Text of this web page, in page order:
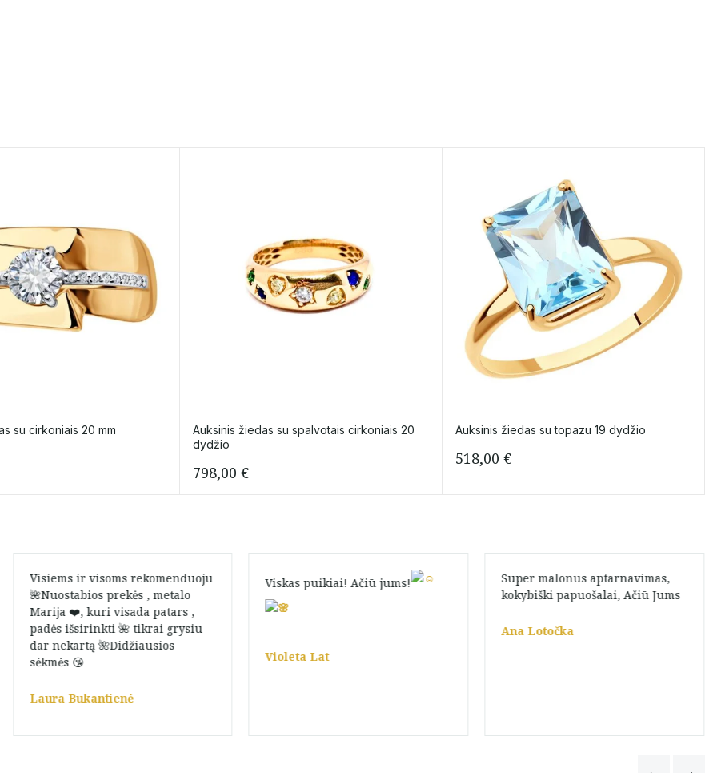
su cirkoniais 20 mm
Auksinis žiedas su spalvotais cirkoniais 20
dydžio
798,00 €
Auksinis žiedas su topazu 19 dydžio
518,00 €
Visiems ir visoms rekomenduoju
🌺Nuostabios prekės , metalo
Marija ❤️, kuri visada patars ,
padės išsirinkti 🌺 tikrai grysiu
dar nekartą 🌺Didžiausios
sėkmės 😘
Laura Bukantienė
Viskas puikiai! Ačiū jums!
Violeta Lat
Super malonus aptarnavimas,
kokybiški papuošalai, Ačiū Jums
Ana Lotočka